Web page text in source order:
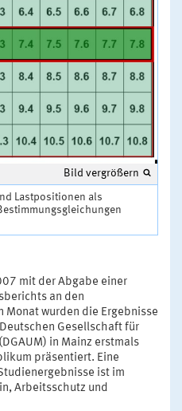
Bild vergrößern
Lastpositionen als
mit der Abgabe einer
an den
Monat wurden die Ergebnisse
Gesellschaft für
in Mainz erstmals
präsentiert. Eine
ist im
Arbeitsschutz und